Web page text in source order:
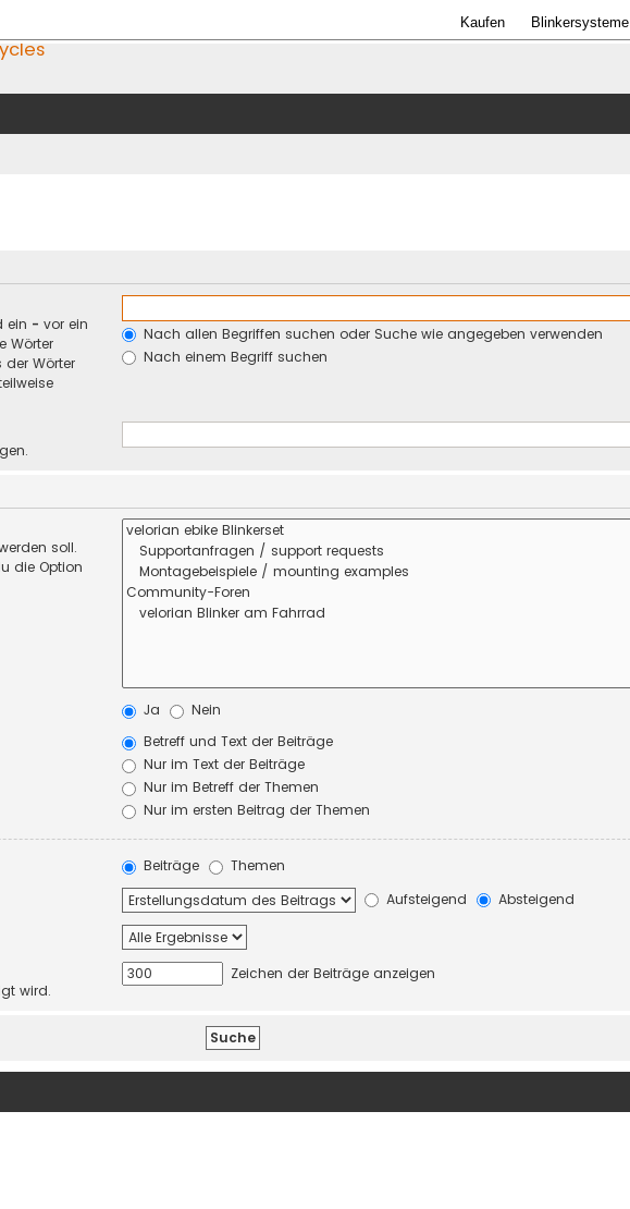
Kaufen Blinkersysteme
ein - vor ein
Wörter
der Wörter
Nach allen Begriffen suchen oder Suche wie angegeben verwenden
Nach einem Begriff suchen
soll.
die Option
Ja
Nein
Betreff und Text der Beiträge
Nur im Text der Beiträge
Nur im Betreff der Themen
Nur im ersten Beitrag der Themen
Beiträge
Themen
Aufsteigend
Absteigend
wird.
Zeichen der Beiträge anzeigen